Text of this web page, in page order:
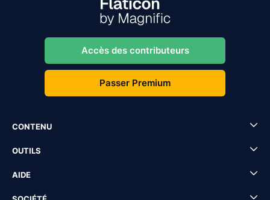
Accès des contributeurs
Passer Premium
CONTENU
OUTILS
AIDE